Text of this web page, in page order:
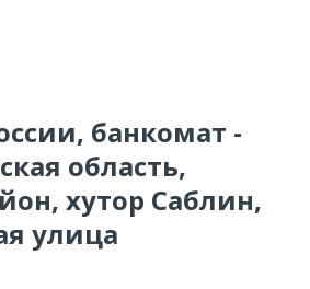
банкомат -
область,
хутор Саблин,
улица